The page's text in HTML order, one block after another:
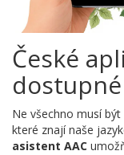
České
Ne všechno musí
které znají naše
asistent AAC